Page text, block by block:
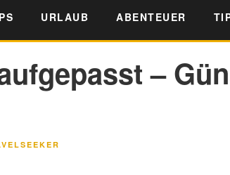
URLAUB ABENTEUER
–